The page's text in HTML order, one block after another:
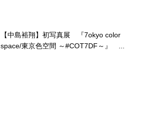
【中島裕翔】初写真展 『7okyo color
space/東京色空間 ～#COT7DF～』 ...